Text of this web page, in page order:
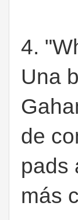
4.
Una
de
pads
más